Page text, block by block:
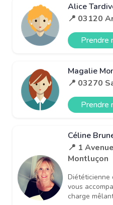
Alice
📍 03120
Prendre
Magalie
📍 03270
Prendre
Céline
📍 1
Montluçon
Diététicienne
vous
charge